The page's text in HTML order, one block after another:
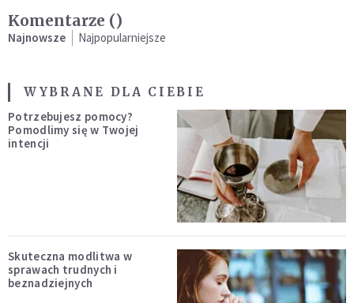
Komentarze ()
Najnowsze Najpopularniejsze
WYBRANE DLA CIEBIE
Potrzebujesz pomocy?
Pomodlimy się w Twojej
intencji
Skuteczna modlitwa w
sprawach trudnych i
beznadziejnych